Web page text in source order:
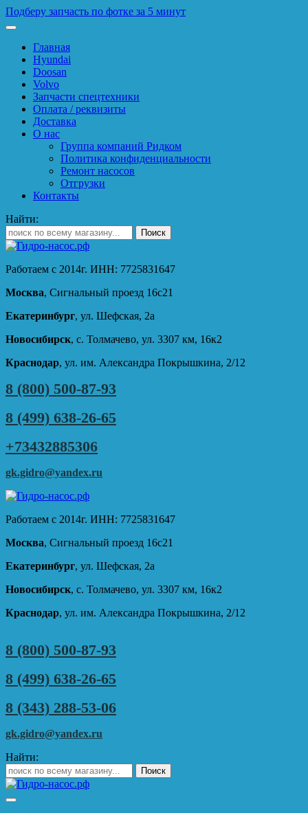
Подберу запчасть по фотке за 5 минут
Главная
Hyundai
Doosan
Volvo
Запчасти спецтехники
Оплата / реквизиты
Доставка
О нас
Группа компаний Ридком
Политика конфиденциальности
Ремонт насосов
Отгрузки
Контакты
Найти:
Работаем с 2014г. ИНН: 7725831647
Москва, Сигнальный проезд 16с21
Екатеринбург, ул. Шефская, 2а
Новосибирск, с. Толмачево, ул. 3307 км, 16к2
Краснодар, ул. им. Александра Покрышкина, 2/12
8 (800) 500-87-93
8 (499) 638-26-65
+73432885306
gk.gidro@yandex.ru
Работаем с 2014г. ИНН: 7725831647
Москва, Сигнальный проезд 16с21
Екатеринбург, ул. Шефская, 2а
Новосибирск, с. Толмачево, ул. 3307 км, 16к2
Краснодар, ул. им. Александра Покрышкина, 2/12
8 (800) 500-87-93
8 (499) 638-26-65
8 (343) 288-53-06
gk.gidro@yandex.ru
Найти: